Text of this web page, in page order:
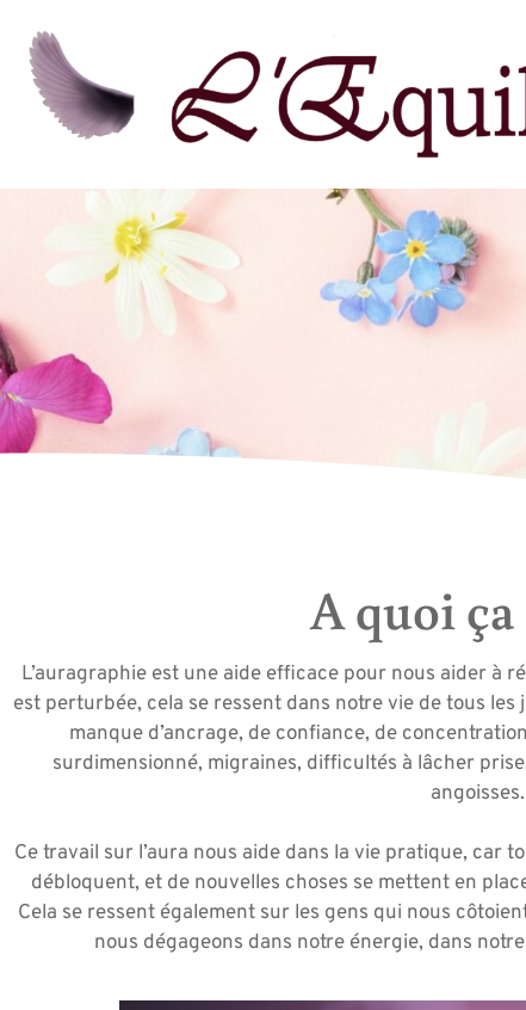
A quoi ça
L’auragraphie est une aide efficace pour nous aider à
est perturbée, cela se ressent dans notre vie de tous
manque d’ancrage, de confiance, de
surdimensionné, migraines, difficultés à lâcher
angoisses.
Ce travail sur l’aura nous aide dans la vie pratique, car
débloquent, et de nouvelles choses se mettent en
Cela se ressent également sur les gens qui nous
nous dégageons dans notre énergie, dans